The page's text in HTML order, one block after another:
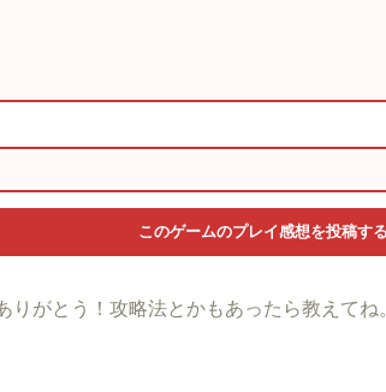
がとう！攻略法とかもあったら教えてね。